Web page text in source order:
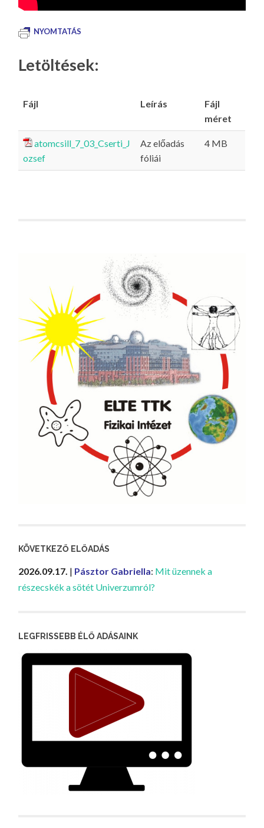
NYOMTATÁS
Letöltések:
Fájl Leírás
Fájl
méret
atomcsill_7_03_Cserti_J
ozsef
Az előadás
fóliái
4 MB
KÖVETKEZŐ ELŐADÁS
2026.09.17. | Pásztor Gabriella: Mit üzennek a
részecskék a sötét Univerzumról?
LEGFRISSEBB ÉLŐ ADÁSAINK